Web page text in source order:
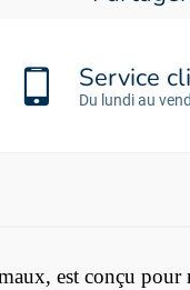
Service
Du lundi au
est conçu pour